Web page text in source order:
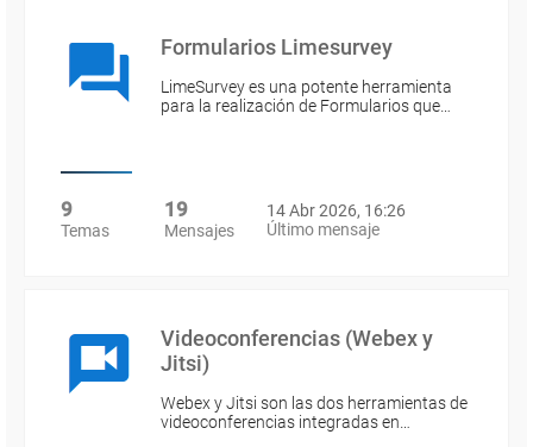
Formularios Limesurvey
LimeSurvey es una potente herramienta
para la realización de Formularios que…
9
Temas
19
Mensajes
14 Abr 2026, 16:26
Último mensaje
Videoconferencias (Webex y
Jitsi)
Webex y Jitsi son las dos herramientas de
videoconferencias integradas en…